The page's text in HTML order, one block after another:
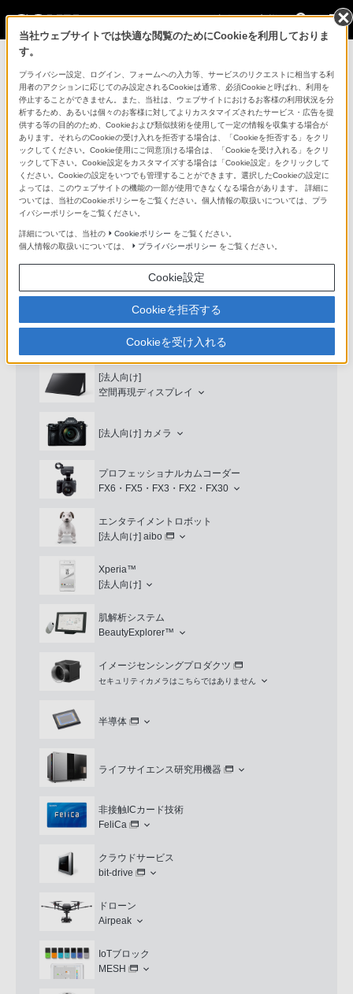
法人のお客様
コンスーマー製品に関するお問い合わせ
製品に関する重要なお知らせ
プロフェッショナル／業務用製品に関
するサポート・お問い合わせ
専用窓口のある業務用商品に関するお問い合わせ
以下の製品・サービスは専用窓口がございます。対象の
アイコンをクリックしてリンク先の窓口よりお問い合わ
業務用ディスプレイ・テレビ
[法人向け]ブラビア
[法人向け]
空間再現ディスプレイ
[法人向け] カメラ
プロフェッショナルカムコーダー
FX6・FX5・FX3・FX2・FX30
エンタテイメントロボット
[法人向け] aibo
Xperia™
[法人向け]
肌解析システム
BeautyExplorer™
イメージセンシングプロダクツ
セキュリティカメラはこちらではありません
半導体
ライフサイエンス研究用機器
非接触ICカード技術
FeliCa
クラウドサービス
bit-drive
ドローン
Airpeak
IoTブロック
MESH
当社ウェブサイトでは快適な閲覧のためにCookieを利用しておりま
す。
プライバシー設定、ログイン、フォームへの入力等、サービスのリクエストに相当する利
用者のアクションに応じてのみ設定されるCookieは通常、必須Cookieと呼ばれ、利用を
停止することができません。また、当社は、ウェブサイトにおけるお客様の利用状況を分
析するため、あるいは個々のお客様に対してよりカスタマイズされたサービス・広告を提
供する等の目的のため、Cookieおよび類似技術を使用して一定の情報を収集する場合が
あります。それらのCookieの受け入れを拒否する場合は、「Cookieを拒否する」をクリ
ックしてください。Cookie使用にご同意頂ける場合は、「Cookieを受け入れる」をクリ
ックして下さい。Cookie設定をカスタマイズする場合は「Cookie設定」をクリックして
ください。Cookieの設定をいつでも管理することができます。選択したCookieの設定に
よっては、このウェブサイトの機能の一部が使用できなくなる場合があります。 詳細に
ついては、当社のCookieポリシーをご覧ください。個人情報の取扱いについては、プラ
イバシーポリシーをご覧ください。
詳細については、当社の Cookieポリシー をご覧ください。
個人情報の取扱いについては、
プライバシーポリシー をご覧ください。
Cookie設定
Cookieを拒否する
Cookieを受け入れる